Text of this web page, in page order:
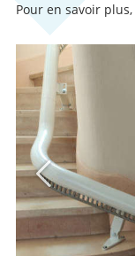
Pour en savoir plus,